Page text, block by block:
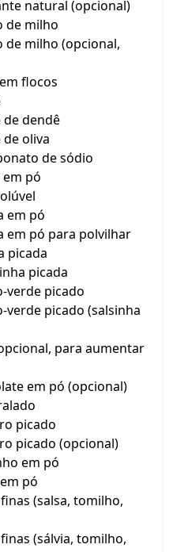
natural (opcional)
de milho
de milho (opcional,
flocos
de dendê
oliva
de sódio
em pó
em pó
em pó para polvilhar
picada
picada
verde picado
verde picado (salsinha
para aumentar
em pó (opcional)
picado
picado (opcional)
em pó
pó
(salsa, tomilho,
(sálvia, tomilho,